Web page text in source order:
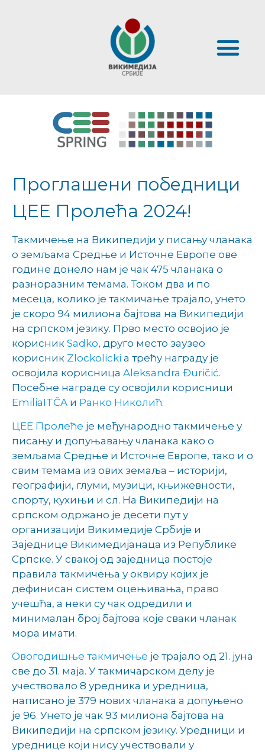
Проглашени победници
ЦЕЕ Пролећа 2024!
Такмичење на Википедији у писању чланака
о земљама Средње и Источне Европе ове
године донело нам је чак 475 чланака о
разноразним темама. Током два и по
месеца, колико је такмичање трајало, унето
је скоро 94 милиона бајтова на Википедији
на српском језику. Прво место освојио је
корисник Sadko, друго место заузеo
корисник Zlockolicki а трећу награду је
освојила корисница Aleksandra Đuričić.
Посебне награде су освојили корисници
EmiliaITČA и Ранко Николић.
ЦЕЕ Пролеће је међународно такмичење у
писању и допуњавању чланака како о
земљама Средње и Источне Европе, тако и о
свим темама из ових земаља – историји,
географији, глуми, музици, књижевности,
спорту, кухињи и сл. На Википедији на
српском одржано је десети пут у
организацији Викимедије Србије и
Заједнице Викимедијанаца из Републике
Српске. У свакој од заједница постоје
правила такмичења у оквиру којих је
дефинисан систем оцењивања, право
учешћа, а неки су чак одредили и
минималан број бајтова које сваки чланак
мора имати.
Овогодишње такмичење је трајало од 21. јуна
све до 31. маја. У такмичарском делу је
учествовало 8 уредника и уредница,
написано је 379 нових чланака а допуњено
је 96. Унето је чак 93 милиона бајтова на
Википедији на српском језику. Уредници и
уреднице који нису учествовали у